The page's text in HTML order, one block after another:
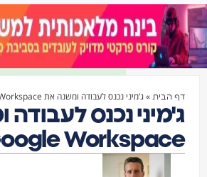
דף הבית»ג’מיני נכנס לעבודה ומשנה את Google Workspace
ג'מיני נכנס לעבודה
Google Workspace